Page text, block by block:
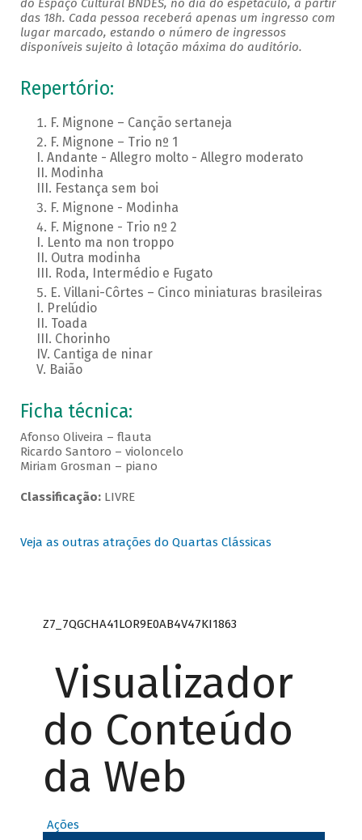
do Espaço Cultural BNDES, no dia do espetáculo, a partir
das 18h. Cada pessoa receberá apenas um ingresso com
lugar marcado, estando o número de ingressos
disponíveis sujeito à lotação máxima do auditório.
Repertório:
F. Mignone – Canção sertaneja
F. Mignone – Trio nº 1
I. Andante - Allegro molto - Allegro moderato
II. Modinha
III. Festança sem boi
F. Mignone - Modinha
F. Mignone - Trio nº 2
I. Lento ma non troppo
II. Outra modinha
III. Roda, Intermédio e Fugato
E. Villani-Côrtes – Cinco miniaturas brasileiras
I. Prelúdio
II. Toada
III. Chorinho
IV. Cantiga de ninar
V. Baião
Ficha técnica:
Afonso Oliveira – flauta
Ricardo Santoro – violoncelo
Miriam Grosman – piano
Classificação:LIVRE
Veja as outras atrações do Quartas Clássicas
Z7_7QGCHA41LOR9E0AB4V47KI1863
Visualizador
do Conteúdo
da Web
Ações